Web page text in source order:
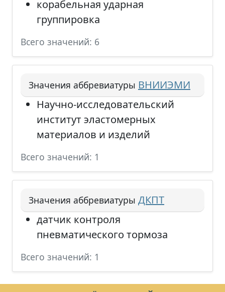
корабельная ударная
группировка
Всего значений: 6
Значения аббревиатуры ВНИИЭМИ
Научно-исследовательский
институт эластомерных
материалов и изделий
Всего значений: 1
Значения аббревиатуры ДКПТ
датчик контроля
пневматического тормоза
Всего значений: 1